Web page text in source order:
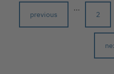
previous
…
2